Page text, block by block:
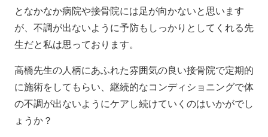
となかなか病院や接骨院には足が向かないと思います
が、不調が出ないように予防もしっかりとしてくれる先
生だと私は思っております。
高橋先生の人柄にあふれた雰囲気の良い接骨院で定期的
に施術をしてもらい、継続的なコンディショニングで体
の不調が出ないようにケアし続けていくのはいかがでし
ょうか？